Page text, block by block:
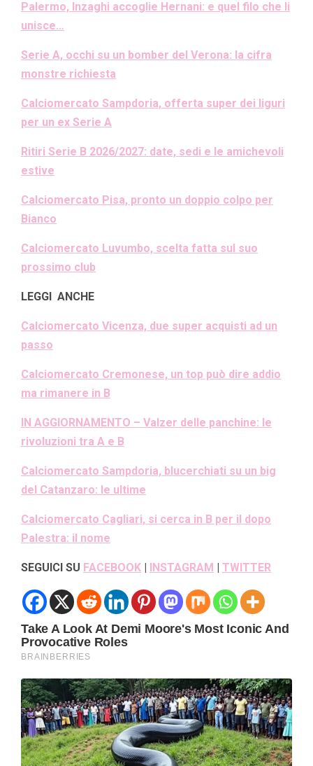
Palermo, Inzaghi accoglie Hernani: e quel filo che li
unisce…
Serie A, occhi su un bomber del Verona: la cifra
monstre richiesta
Calciomercato Sampdoria, offerta super dei liguri
per un ex Serie A
Ritiri Serie B 2026/2027: date, sedi e le amichevoli
estive
Calciomercato Pisa, pronto un doppio colpo per
Bianco
Calciomercato Luvumbo, scelta fatta sul suo
prossimo club
LEGGI ANCHE
Calciomercato Vicenza, due super acquisti ad un
passo
Calciomercato Cremonese, un top può dire addio
ma rimanere in B
IN AGGIORNAMENTO – Valzer delle panchine: le
rivoluzioni tra A e B
Calciomercato Sampdoria, blucerchiati su un big
del Catanzaro: le ultime
Calciomercato Cagliari, si cerca in B per il dopo
Palestra: il nome
SEGUICI SU FACEBOOK | INSTAGRAM | TWITTER